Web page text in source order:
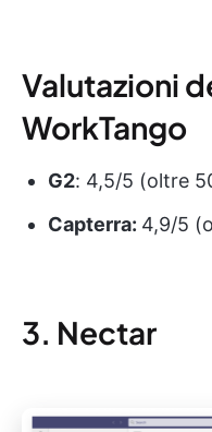
Valutazioni
WorkTango
G2: 4,5/5 (oltre
Capterra: 4,9/5
3. Nectar